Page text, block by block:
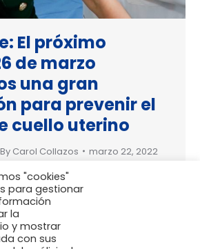
El próximo
de marzo
una gran
para prevenir el
cuello uterino
By Carol Collazos marzo 22, 2022
uterino se puede
aplicación de la vacuna
del Papiloma Humano.
gratuita para niñas
años, vacuna a tu hija
"cookies"
para gestionar
la
y mostrar
con sus